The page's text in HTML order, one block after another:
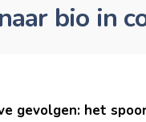
bio in
gevolgen: het